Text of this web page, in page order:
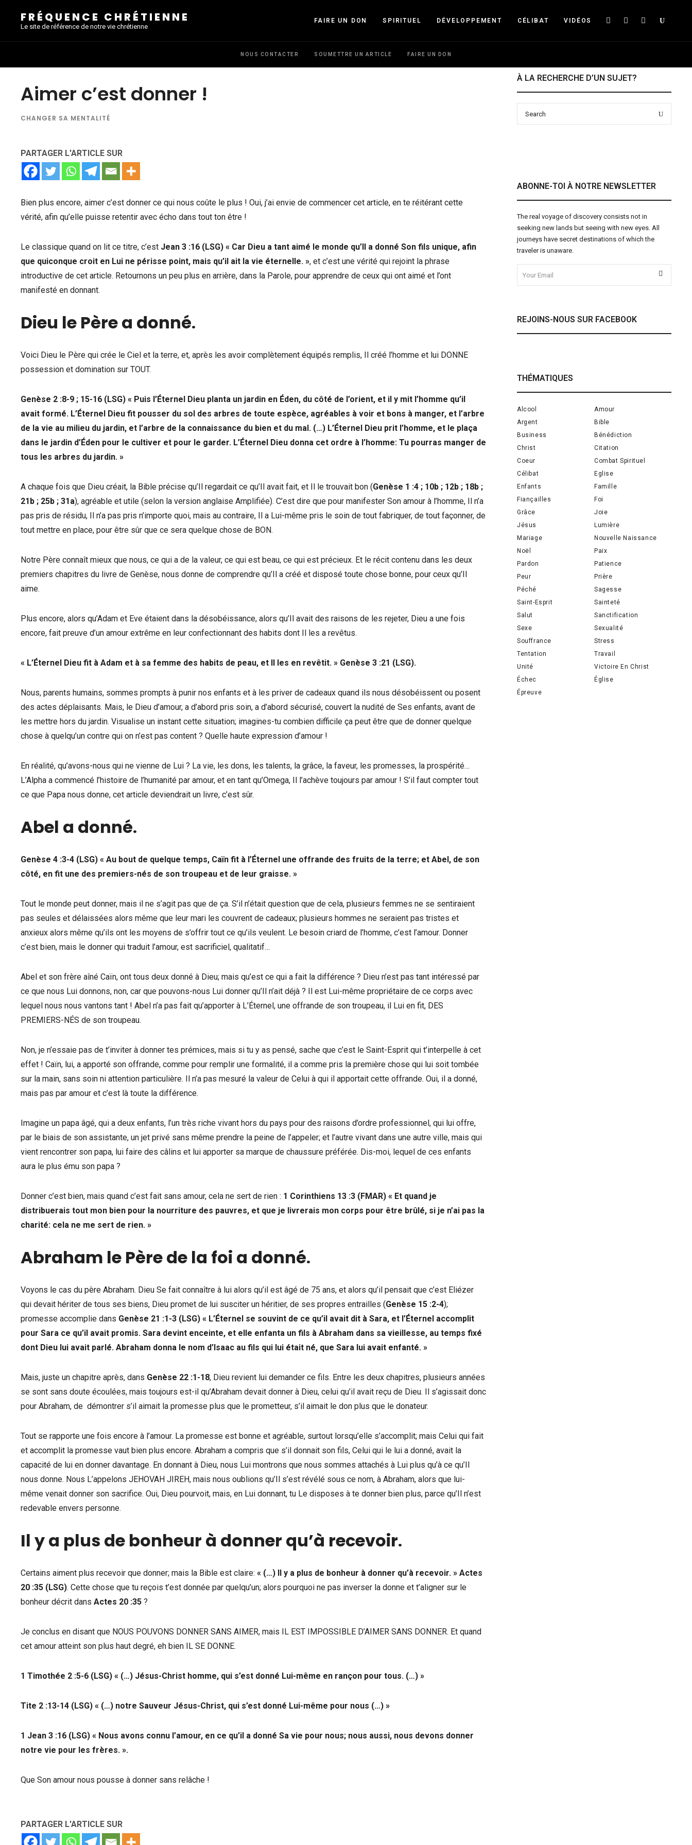
FRÉQUENCE CHRÉTIENNE
Le site de référence de notre vie chrétienne
FAIRE UN DON SPIRITUEL DÉVELOPPEMENT CÉLIBAT VIDÉOS
NOUS CONTACTER SOUMETTRE UN ARTICLE FAIRE UN DON
Aimer c’est donner !
CHANGER SA MENTALITÉ
PARTAGER L'ARTICLE SUR
Bien plus encore, aimer c’est donner ce qui nous coûte le plus ! Oui, j’ai envie de commencer cet article, en te réitérant cette
vérité, afin qu’elle puisse retentir avec écho dans tout ton être !
Le classique quand on lit ce titre, c’est Jean 3 :16 (LSG) « Car Dieu a tant aimé le monde qu’Il a donné Son fils unique, afin
que quiconque croit en Lui ne périsse point, mais qu’il ait la vie éternelle. », et c’est une vérité qui rejoint la phrase
introductive de cet article. Retournons un peu plus en arrière, dans la Parole, pour apprendre de ceux qui ont aimé et l’ont
manifesté en donnant.
Dieu le Père a donné.
Voici Dieu le Père qui crée le Ciel et la terre, et, après les avoir complètement équipés remplis, Il créé l’homme et lui DONNE
possession et domination sur TOUT.
Genèse 2 :8-9 ; 15-16 (LSG) « Puis l’Éternel Dieu planta un jardin en Éden, du côté de l’orient, et il y mit l’homme qu’il
avait formé. L’Éternel Dieu fit pousser du sol des arbres de toute espèce, agréables à voir et bons à manger, et l’arbre
de la vie au milieu du jardin, et l’arbre de la connaissance du bien et du mal. (…) L’Éternel Dieu prit l’homme, et le plaça
dans le jardin d’Éden pour le cultiver et pour le garder. L’Éternel Dieu donna cet ordre à l’homme: Tu pourras manger de
tous les arbres du jardin. »
A chaque fois que Dieu créait, la Bible précise qu’Il regardait ce qu’Il avait fait, et Il le trouvait bon (Genèse 1 :4 ; 10b ; 12b ; 18b ;
21b ; 25b ; 31a), agréable et utile (selon la version anglaise Amplifiée). C’est dire que pour manifester Son amour à l’homme, Il n’a
pas pris de résidu, Il n’a pas pris n’importe quoi, mais au contraire, Il a Lui-même pris le soin de tout fabriquer, de tout façonner, de
tout mettre en place, pour être sûr que ce sera quelque chose de BON.
Notre Père connaît mieux que nous, ce qui a de la valeur, ce qui est beau, ce qui est précieux. Et le récit contenu dans les deux
premiers chapitres du livre de Genèse, nous donne de comprendre qu’Il a créé et disposé toute chose bonne, pour ceux qu’Il
aime.
Plus encore, alors qu’Adam et Eve étaient dans la désobéissance, alors qu’Il avait des raisons de les rejeter, Dieu a une fois
encore, fait preuve d’un amour extrême en leur confectionnant des habits dont Il les a revêtus.
« L’Éternel Dieu fit à Adam et à sa femme des habits de peau, et Il les en revêtit. » Genèse 3 :21 (LSG).
Nous, parents humains, sommes prompts à punir nos enfants et à les priver de cadeaux quand ils nous désobéissent ou posent
des actes déplaisants. Mais, le Dieu d’amour, a d’abord pris soin, a d’abord sécurisé, couvert la nudité de Ses enfants, avant de
les mettre hors du jardin. Visualise un instant cette situation; imagines-tu combien difficile ça peut être que de donner quelque
chose à quelqu’un contre qui on n’est pas content ? Quelle haute expression d’amour !
En réalité, qu’avons-nous qui ne vienne de Lui ? La vie, les dons, les talents, la grâce, la faveur, les promesses, la prospérité…
L’Alpha a commencé l’histoire de l’humanité par amour, et en tant qu’Omega, Il l’achève toujours par amour ! S’il faut compter tout
ce que Papa nous donne, cet article deviendrait un livre, c’est sûr.
Abel a donné.
Genèse 4 :3-4 (LSG) « Au bout de quelque temps, Caïn fit à l’Éternel une offrande des fruits de la terre; et Abel, de son
côté, en fit une des premiers-nés de son troupeau et de leur graisse. »
Tout le monde peut donner, mais il ne s’agit pas que de ça. S’il n’était question que de cela, plusieurs femmes ne se sentiraient
pas seules et délaissées alors même que leur mari les couvrent de cadeaux; plusieurs hommes ne seraient pas tristes et
anxieux alors même qu’ils ont les moyens de s’offrir tout ce qu’ils veulent. Le besoin criard de l’homme, c’est l’amour. Donner
c’est bien, mais le donner qui traduit l’amour, est sacrificiel, qualitatif…
Abel et son frère aîné Caïn, ont tous deux donné à Dieu; mais qu’est ce qui a fait la différence ? Dieu n’est pas tant intéressé par
ce que nous Lui donnons, non, car que pouvons-nous Lui donner qu’Il n’ait déjà ? Il est Lui-même propriétaire de ce corps avec
lequel nous nous vantons tant ! Abel n’a pas fait qu’apporter à L’Éternel, une offrande de son troupeau, il Lui en fit, DES
PREMIERS-NÉS de son troupeau.
Non, je n’essaie pas de t’inviter à donner tes prémices, mais si tu y as pensé, sache que c’est le Saint-Esprit qui t’interpelle à cet
effet ! Caïn, lui, a apporté son offrande, comme pour remplir une formalité, il a comme pris la première chose qui lui soit tombée
sur la main, sans soin ni attention particulière. Il n’a pas mesuré la valeur de Celui à qui il apportait cette offrande. Oui, il a donné,
mais pas par amour et c’est là toute la différence.
Imagine un papa âgé, qui a deux enfants, l’un très riche vivant hors du pays pour des raisons d’ordre professionnel, qui lui offre,
par le biais de son assistante, un jet privé sans même prendre la peine de l’appeler; et l’autre vivant dans une autre ville, mais qui
vient rencontrer son papa, lui faire des câlins et lui apporter sa marque de chaussure préférée. Dis-moi, lequel de ces enfants
aura le plus ému son papa ?
Donner c’est bien, mais quand c’est fait sans amour, cela ne sert de rien : 1 Corinthiens 13 :3 (FMAR) « Et quand je
distribuerais tout mon bien pour la nourriture des pauvres, et que je livrerais mon corps pour être brûlé, si je n’ai pas la
charité: cela ne me sert de rien. »
Abraham le Père de la foi a donné.
Voyons le cas du père Abraham. Dieu Se fait connaître à lui alors qu’il est âgé de 75 ans, et alors qu’il pensait que c’est Eliézer
qui devait hériter de tous ses biens, Dieu promet de lui susciter un héritier, de ses propres entrailles (Genèse 15 :2-4);
promesse accomplie dans Genèse 21 :1-3 (LSG) « L’Éternel se souvint de ce qu’il avait dit à Sara, et l’Éternel accomplit
pour Sara ce qu’il avait promis. Sara devint enceinte, et elle enfanta un fils à Abraham dans sa vieillesse, au temps fixé
dont Dieu lui avait parlé. Abraham donna le nom d’Isaac au fils qui lui était né, que Sara lui avait enfanté. »
Mais, juste un chapitre après, dans Genèse 22 :1-18, Dieu revient lui demander ce fils. Entre les deux chapitres, plusieurs années
se sont sans doute écoulées, mais toujours est-il qu’Abraham devait donner à Dieu, celui qu’il avait reçu de Dieu. Il s’agissait donc
pour Abraham, de démontrer s’il aimait la promesse plus que le prometteur, s’il aimait le don plus que le donateur.
Tout se rapporte une fois encore à l’amour. La promesse est bonne et agréable, surtout lorsqu’elle s’accomplit; mais Celui qui fait
et accomplit la promesse vaut bien plus encore. Abraham a compris que s’il donnait son fils, Celui qui le lui a donné, avait la
capacité de lui en donner davantage. En donnant à Dieu, nous Lui montrons que nous sommes attachés à Lui plus qu’à ce qu’Il
nous donne. Nous L’appelons JEHOVAH JIREH, mais nous oublions qu’Il s’est révélé sous ce nom, à Abraham, alors que lui-
même venait donner son sacrifice. Oui, Dieu pourvoit, mais, en Lui donnant, tu Le disposes à te donner bien plus, parce qu’Il n’est
redevable envers personne.
Il y a plus de bonheur à donner qu’à recevoir.
Certains aiment plus recevoir que donner; mais la Bible est claire: « (…) Il y a plus de bonheur à donner qu’à recevoir. » Actes
20 :35 (LSG). Cette chose que tu reçois t’est donnée par quelqu’un; alors pourquoi ne pas inverser la donne et t’aligner sur le
bonheur décrit dans Actes 20 :35 ?
Je conclus en disant que NOUS POUVONS DONNER SANS AIMER, mais IL EST IMPOSSIBLE D’AIMER SANS DONNER. Et quand
cet amour atteint son plus haut degré, eh bien IL SE DONNE.
1 Timothée 2 :5-6 (LSG) « (…) Jésus-Christ homme, qui s’est donné Lui-même en rançon pour tous. (…) »
Tite 2 :13-14 (LSG) « (…) notre Sauveur Jésus-Christ, qui s’est donné Lui-même pour nous (…) »
1 Jean 3 :16 (LSG) « Nous avons connu l’amour, en ce qu’il a donné Sa vie pour nous; nous aussi, nous devons donner
notre vie pour les frères. ».
Que Son amour nous pousse à donner sans relâche !
PARTAGER L'ARTICLE SUR
À LA RECHERCHE D’UN SUJET?
Search
ABONNE-TOI À NOTRE NEWSLETTER
The real voyage of discovery consists not in
seeking new lands but seeing with new eyes. All
journeys have secret destinations of which the
traveler is unaware.
REJOINS-NOUS SUR FACEBOOK
THÉMATIQUES
Alcool
Amour
Argent
Bible
Business
Bénédiction
Christ
Citation
Coeur
Combat Spirituel
Célibat
Eglise
Enfants
Famille
Fiançailles
Foi
Grâce
Joie
Jésus
Lumière
Mariage
Nouvelle Naissance
Noël
Paix
Pardon
Patience
Peur
Prière
Péché
Sagesse
Saint-Esprit
Sainteté
Salut
Sanctification
Sexe
Sexualité
Souffrance
Stress
Tentation
Travail
Unité
Victoire En Christ
Échec
Église
Épreuve